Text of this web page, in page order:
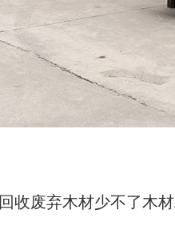
回收废弃木材少不了木